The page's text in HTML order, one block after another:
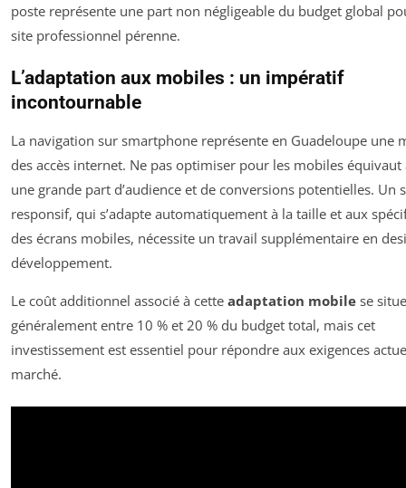
poste représente une part non négligeable du budget global
site professionnel pérenne.
L’adaptation aux mobiles : un impératif
incontournable
La navigation sur smartphone représente en Guadeloupe une
des accès internet. Ne pas optimiser pour les mobiles équivaut
une grande part d’audience et de conversions potentielles. Un
responsif, qui s’adapte automatiquement à la taille et aux
des écrans mobiles, nécessite un travail supplémentaire en
développement.
Le coût additionnel associé à cette adaptation mobile se situe
généralement entre 10 % et 20 % du budget total, mais cet
investissement est essentiel pour répondre aux exigences
marché.